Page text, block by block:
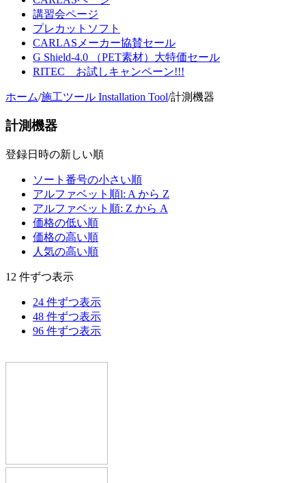
講習会ページ
プレカットソフト
CARLASメーカー協賛セール
G Shield-4.0 （PET素材）大特価セール
RITEC お試しキャンペーン!!!
ホーム/施工ツール Installation Tool/計測機器
計測機器
登録日時の新しい順
ソート番号の小さい順
アルファベット順l: A から Z
アルファベット順: Z から A
価格の低い順
価格の高い順
人気の高い順
12 件ずつ表示
24 件ずつ表示
48 件ずつ表示
96 件ずつ表示